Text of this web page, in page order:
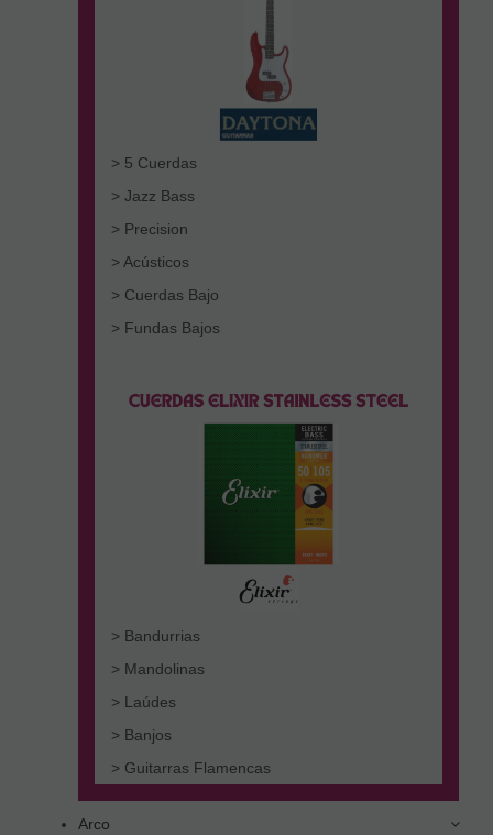
> 5 Cuerdas
> Jazz Bass
> Precision
> Acústicos
> Cuerdas Bajo
> Fundas Bajos
> Bandurrias
> Mandolinas
> Laúdes
> Banjos
> Guitarras Flamencas
Arco